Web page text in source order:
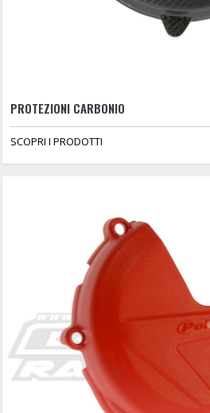
PROTEZIONI CARBONIO
SCOPRI I PRODOTTI